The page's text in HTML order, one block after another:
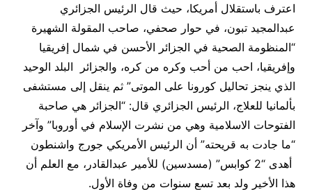
اعترف باستقلال أمريكا، حيث قال الرئيس الجزائري
عبدالمجيد تبون، في حوار صحفي، صاحب المقولة الشهيرة
“المنظومة الصحية في الجزائر الأحسن في شمال إفريقيا
وإفريقيا، احب من أحب وكره من كره، والجزائر البلد الوحيد
الذي ينجز تحاليل كورونا على الموتى” ثم ينقل إلى مستشفى
بألمانيا للعلاج، الرئيس الجزائري قال: “الجزائر هي صاحبة
الفتوحات الاسلامية وهي من نشرت الإسلام في أوروبا” وآخر
“ما جادت به قريحته” أن الرئيس الأمريكي جورج واشنطون
أهدى “2 كوابس” (مسدسين) للأمير عبدالقادر، مع العلم أن
هذا الأخير ولد بعد تسع سنوات من وفاة الأول.